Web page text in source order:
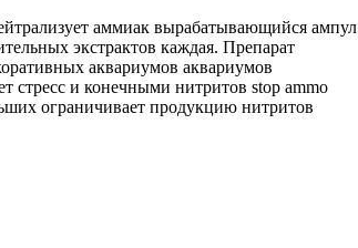
аммиак вырабатывающийся ампул
экстрактов каждая. Препарат
аквариумов аквариумов
стресс и конечными нитритов stop ammo
ограничивает продукцию нитритов